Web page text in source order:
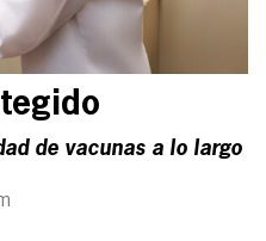
de vacunas a lo largo